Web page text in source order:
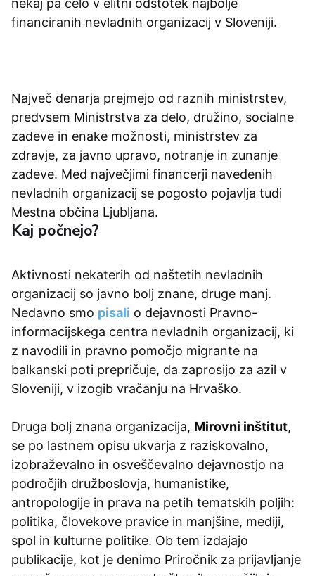
nekaj pa celo v elitni odstotek najbolje
financiranih nevladnih organizacij v Sloveniji.
Največ denarja prejmejo od raznih ministrstev,
predvsem Ministrstva za delo, družino, socialne
zadeve in enake možnosti, ministrstev za
zdravje, za javno upravo, notranje in zunanje
zadeve. Med največjimi financerji navedenih
nevladnih organizacij se pogosto pojavlja tudi
Mestna občina Ljubljana.
Kaj počnejo?
Aktivnosti nekaterih od naštetih nevladnih
organizacij so javno bolj znane, druge manj.
Nedavno smo pisali o dejavnosti Pravno-
informacijskega centra nevladnih organizacij, ki
z navodili in pravno pomočjo migrante na
balkanski poti prepričuje, da zaprosijo za azil v
Sloveniji, v izogib vračanju na Hrvaško.
Druga bolj znana organizacija, Mirovni inštitut,
se po lastnem opisu ukvarja z raziskovalno,
izobraževalno in osveščevalno dejavnostjo na
področjih družboslovja, humanistike,
antropologije in prava na petih tematskih poljih:
politika, človekove pravice in manjšine, mediji,
spol in kulturne politike. Ob tem izdajajo
publikacije, kot je denimo Priročnik za prijavljanje